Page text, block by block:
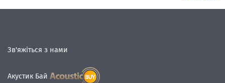
Зв'яжіться з нами
Акустик Бай